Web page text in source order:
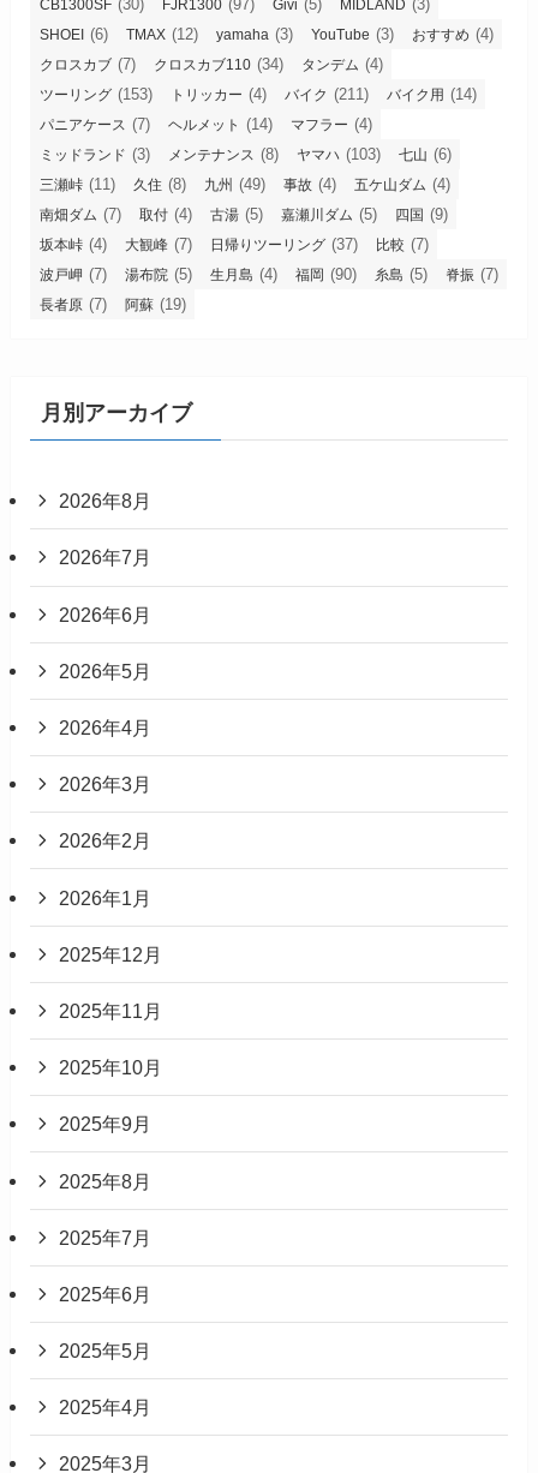
CB1300SF (30) FJR1300 (97) Givi (5) MIDLAND (3)
SHOEI (6) TMAX (12) yamaha (3) YouTube (3) おすすめ (4)
クロスカブ (7) クロスカブ110 (34) タンデム (4)
ツーリング (153) トリッカー (4) バイク (211) バイク用 (14)
パニアケース (7) ヘルメット (14) マフラー (4)
ミッドランド (3) メンテナンス (8) ヤマハ (103) 七山 (6)
三瀬峠 (11) 久住 (8) 九州 (49) 事故 (4) 五ケ山ダム (4)
南畑ダム (7) 取付 (4) 古湯 (5) 嘉瀬川ダム (5) 四国 (9)
坂本峠 (4) 大観峰 (7) 日帰りツーリング (37) 比較 (7)
波戸岬 (7) 湯布院 (5) 生月島 (4) 福岡 (90) 糸島 (5) 脊振 (7)
長者原 (7) 阿蘇 (19)
月別アーカイブ
2026年8月
2026年7月
2026年6月
2026年5月
2026年4月
2026年3月
2026年2月
2026年1月
2025年12月
2025年11月
2025年10月
2025年9月
2025年8月
2025年7月
2025年6月
2025年5月
2025年4月
2025年3月